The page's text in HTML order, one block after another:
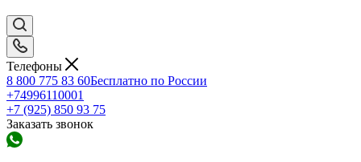
Телефоны
8 800 775 83 60Бесплатно по России
+74996110001
+7 (925) 850 93 75
Заказать звонок